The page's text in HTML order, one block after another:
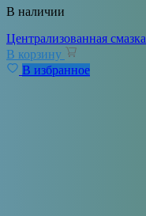
В наличии
Централизованная
В корзину
В избранное